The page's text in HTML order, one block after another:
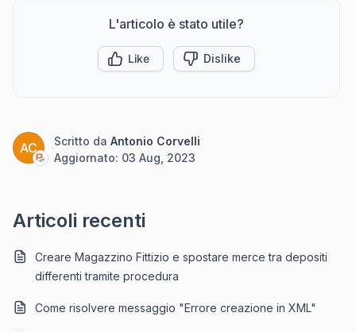
L'articolo è stato utile?
Like Dislike
AC Scritto da Antonio Corvelli
Aggiornato: 03 Aug, 2023
Articoli recenti
Creare Magazzino Fittizio e spostare merce tra depositi
differenti tramite procedura
Come risolvere messaggio "Errore creazione in XML"